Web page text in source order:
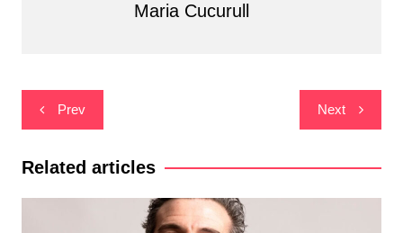
Maria Cucurull
Navegació
d'entrades
Prev Next
Related articles